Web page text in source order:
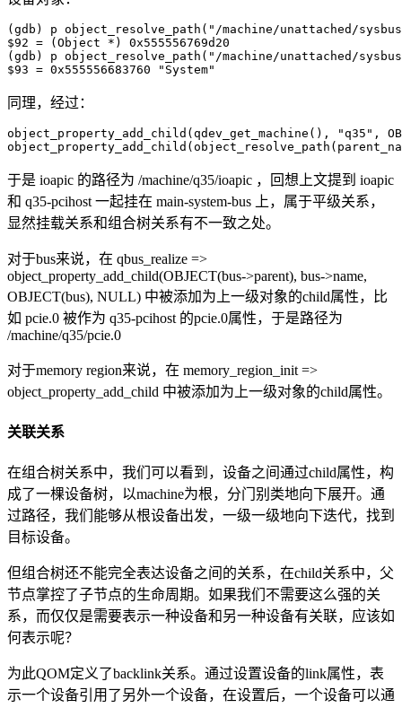
(gdb) p object_resolve_path("/machine/unattached/
$92 = (Object *) 0x555556769d20
(gdb) p object_resolve_path("/machine/unattached/
$93 = 0x555556683760 "System"
同理，经过：
object_property_add_child(qdev_get_machine(), "q35",
于是 ioapic 的路径为 /machine/q35/ioapic ，回想上文提到 ioapic
和 q35-pcihost 一起挂在 main-system-bus 上，属于平级关系，
显然挂载关系和组合树关系有不一致之处。
对于bus来说，在 qbus_realize =>
object_property_add_child(OBJECT(bus->parent), bus->name,
OBJECT(bus), NULL) 中被添加为上一级对象的child属性，比
如 pcie.0 被作为 q35-pcihost 的pcie.0属性，于是路径为
/machine/q35/pcie.0
对于memory region来说，在 memory_region_init =>
object_property_add_child 中被添加为上一级对象的child属性。
关联关系
在组合树关系中，我们可以看到，设备之间通过child属性，构
成了一棵设备树，以machine为根，分门别类地向下展开。通
过路径，我们能够从根设备出发，一级一级地向下迭代，找到
目标设备。
但组合树还不能完全表达设备之间的关系，在child关系中，父
节点掌控了子节点的生命周期。如果我们不需要这么强的关
系，而仅仅是需要表示一种设备和另一种设备有关联，应该如
何表示呢？
为此QOM定义了backlink关系。通过设置设备的link属性，表
示一个设备引用了另外一个设备，在设置后，一个设备可以通